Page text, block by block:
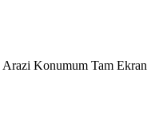
Arazi Konumum Tam Ekran